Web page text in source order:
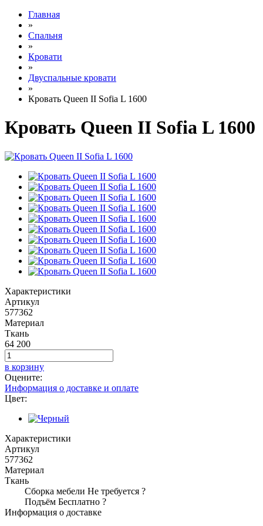
Главная
»
Спальня
»
Кровати
»
Двуспальные кровати
»
Кровать Queen II Sofia L 1600
Кровать Queen II Sofia L 1600
Характеристики
Артикул
577362
Материал
Ткань
64 200
в корзину
Оцените:
Информация о доставке и оплате
Цвет:
Характеристики
Артикул
577362
Материал
Ткань
Сборка мебели Не требуется ?
Подъём Бесплатно ?
Информация о доставке